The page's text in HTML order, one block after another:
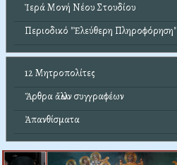
Ἱερά Μονή Νέου Στουδίου
Περιοδικό "Ἐλεύθερη Πληροφόρηση"
12 Μητροπολίτες
Ἄρθρα ἄλλων συγγραφέων
Ἀπανθίσματα